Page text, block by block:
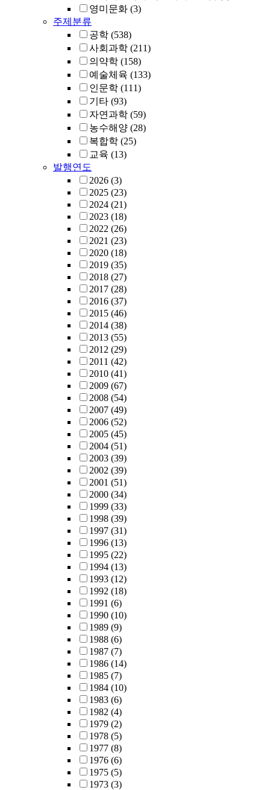
영미문화 (3)
주제분류
공학 (538)
사회과학 (211)
의약학 (158)
예술체육 (133)
인문학 (111)
기타 (93)
자연과학 (59)
농수해양 (28)
복합학 (25)
교육 (13)
발행연도
2026 (3)
2025 (23)
2024 (21)
2023 (18)
2022 (26)
2021 (23)
2020 (18)
2019 (35)
2018 (27)
2017 (28)
2016 (37)
2015 (46)
2014 (38)
2013 (55)
2012 (29)
2011 (42)
2010 (41)
2009 (67)
2008 (54)
2007 (49)
2006 (52)
2005 (45)
2004 (51)
2003 (39)
2002 (39)
2001 (51)
2000 (34)
1999 (33)
1998 (39)
1997 (31)
1996 (13)
1995 (22)
1994 (13)
1993 (12)
1992 (18)
1991 (6)
1990 (10)
1989 (9)
1988 (6)
1987 (7)
1986 (14)
1985 (7)
1984 (10)
1983 (6)
1982 (4)
1979 (2)
1978 (5)
1977 (8)
1976 (6)
1975 (5)
1973 (3)